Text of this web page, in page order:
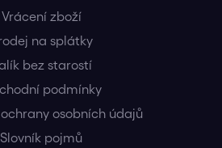
Vrácení zboží
na splátky
bez starostí
podmínky
osobních údajů
Slovník pojmů